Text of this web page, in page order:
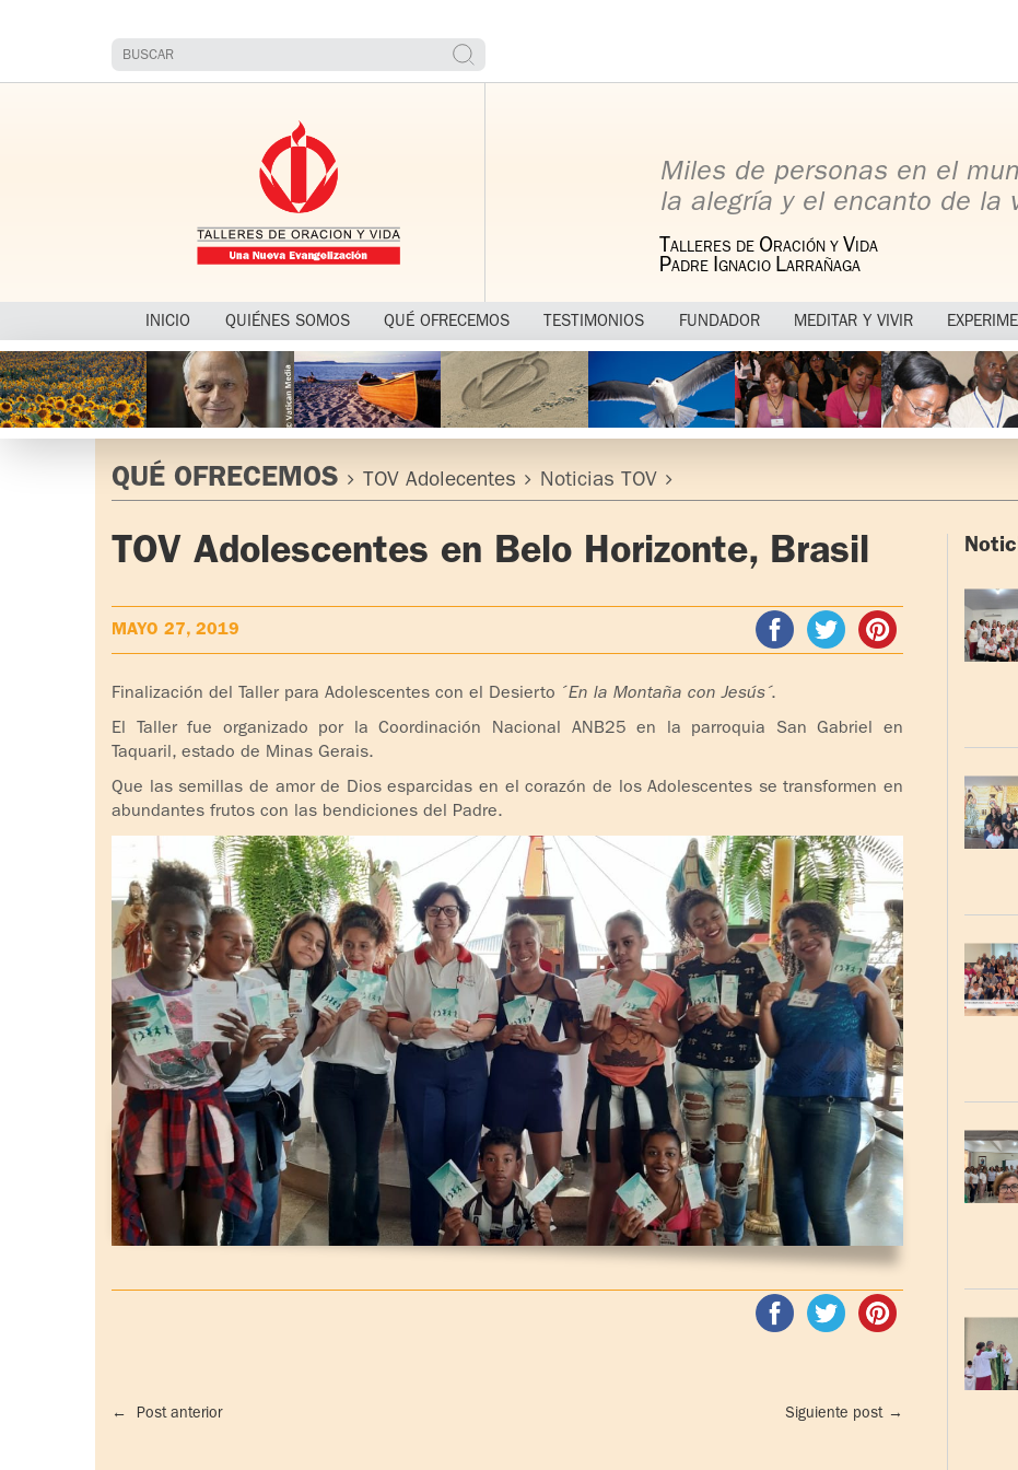
Miles de personas en el
la alegría y el encanto de la
T ALLERES DE ORACIÓN Y V IDA
PADRE IGNACIO LARRAÑAGA
INICIO QUIÉNES SOMOS QUÉ OFRECEMOS TESTIMONIOS FUNDADOR MEDITAR Y VIVIR
QUÉ OFRECEMOS TOV Adolecentes Noticias TOV
TOV Adolescentes en Belo Horizonte, Brasil
MAYO 27, 2019
Finalización del Taller para Adolescentes con el Desierto ´ En la Montaña con Jesús´ .
El Taller fue organizado por la Coordinación Nacional ANB25 en la parroquia San Gabriel en
Taquaril, estado de Minas Gerais.
Que las semillas de amor de Dios esparcidas en el corazón de los Adolescentes se transformen en
abundantes frutos con las bendiciones del Padre.
← Post anterior Siguiente post →